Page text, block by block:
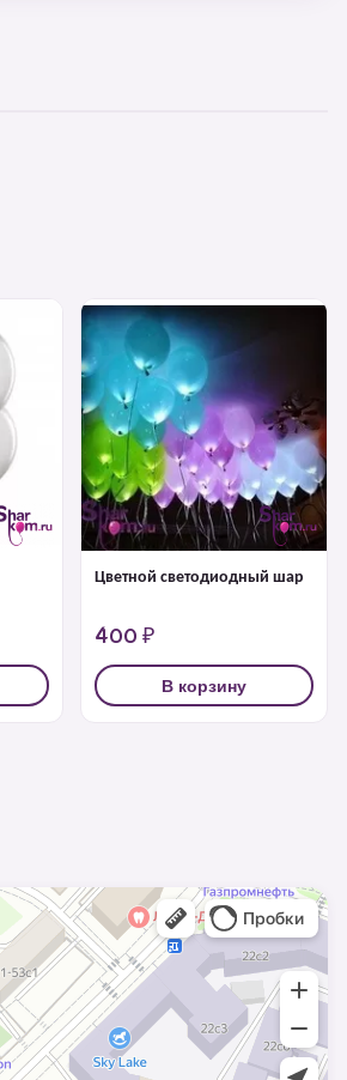
Цветной светодиодный шар
400 ₽
В корзину